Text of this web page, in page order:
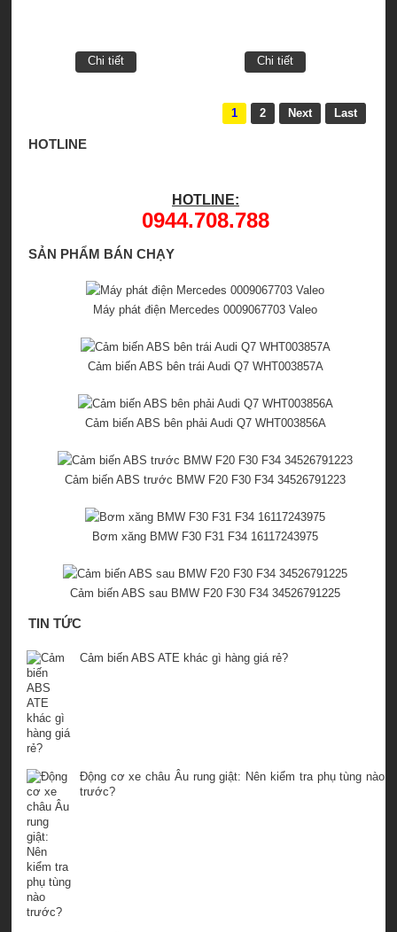
Chi tiết Chi tiết
1 2 Next Last
HOTLINE
HOTLINE:
0944.708.788
SẢN PHẨM BÁN CHẠY
Máy phát điện Mercedes 0009067703 Valeo
Cảm biến ABS bên trái Audi Q7 WHT003857A
Cảm biến ABS bên phải Audi Q7 WHT003856A
Cảm biến ABS trước BMW F20 F30 F34 34526791223
Bơm xăng BMW F30 F31 F34 16117243975
Cảm biến ABS sau BMW F20 F30 F34 34526791225
TIN TỨC
Cảm biến ABS ATE khác gì hàng giá rẻ?
Động cơ xe châu Âu rung giật: Nên kiểm tra phụ tùng nào
trước?